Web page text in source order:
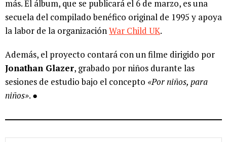
más. El álbum, que se publicará el 6 de marzo, es una
secuela del compilado benéfico original de 1995 y apoya
la labor de la organizaciónWar Child UK.
Además, el proyecto contará con un filme dirigido por
Jonathan Glazer, grabado por niños durante las
sesiones de estudio bajo el concepto «Por niños, para
niños». ●